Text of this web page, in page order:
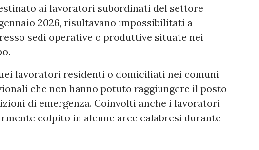
ai lavoratori subordinati del settore
2026, risultavano impossibilitati a
sedi operative o produttive situate nei
lavoratori residenti o domiciliati nei comuni
che non hanno potuto raggiungere il posto
di emergenza. Coinvolti anche i lavoratori
colpito in alcune aree calabresi durante